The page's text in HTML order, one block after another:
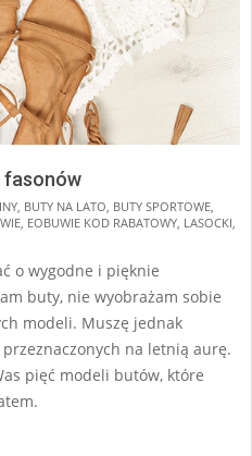
fasonów
, BUTY NA LATO, BUTY SPORTOWE,
, EOBUWIE KOD RABATOWY, LASOCKI,
o wygodne i pięknie
buty, nie wyobrażam sobie
modeli. Muszę jednak
na letnią aurę.
pięć modeli butów, które